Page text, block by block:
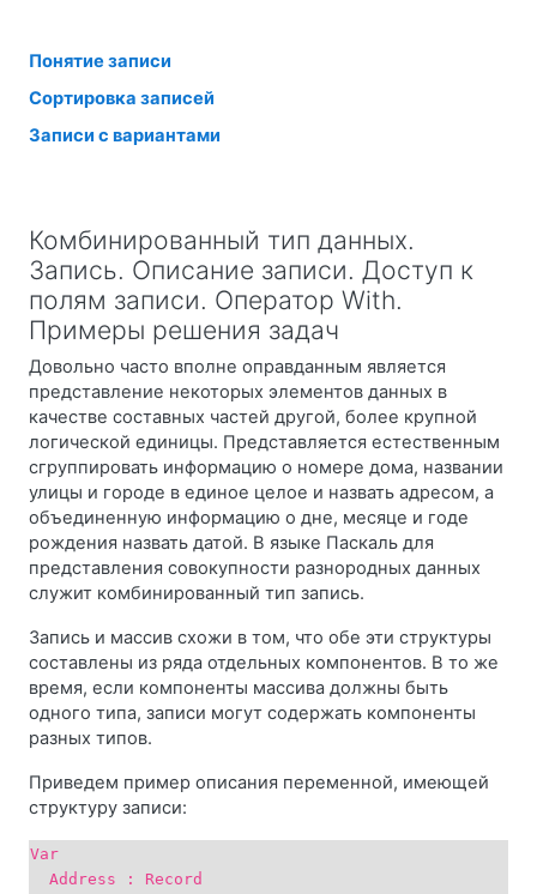
Понятие записи
Сортировка записей
Записи с вариантами
Комбинированный тип данных.
Запись. Описание записи. Доступ к
полям записи. Оператор With.
Примеры решения задач
Довольно часто вполне оправданным является
представление некоторых элементов данных в
качестве составных частей другой, более крупной
логической единицы. Представляется естественным
сгруппировать информацию о номере дома, названии
улицы и городе в единое целое и назвать адресом, а
объединенную информацию о дне, месяце и годе
рождения назвать датой. В языке Паскаль для
представления совокупности разнородных данных
служит комбинированный тип запись.
Запись и массив схожи в том, что обе эти структуры
составлены из ряда отдельных компонентов. В то же
время, если компоненты массива должны быть
одного типа, записи могут содержать компоненты
разных типов.
Приведем пример описания переменной, имеющей
структуру записи:
Var
Address : Record